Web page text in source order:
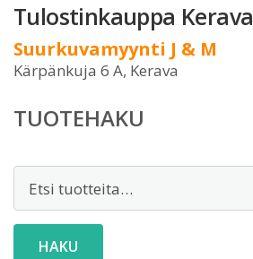
Tulostinkauppa Kerava
Suurkuvamyynti J & M
Kärpänkuja 6 A, Kerava
TUOTEHAKU
HAKU